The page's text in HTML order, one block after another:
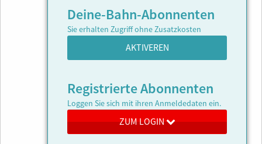
Deine-Bahn-Abonnenten
Sie erhalten Zugriff ohne Zusatzkosten
AKTIVEREN
Registrierte Abonnenten
Loggen Sie sich mit ihren Anmeldedaten ein.
ZUM LOGIN